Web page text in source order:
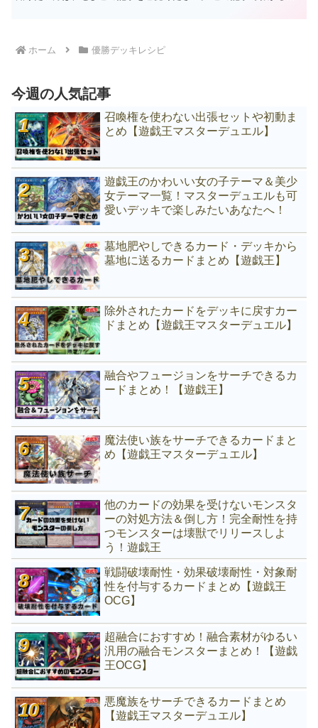
ホーム 優勝デッキレシピ
今週の人気記事
召喚権を使わない出張セットや初動ま
とめ【遊戯王マスターデュエル】
遊戯王のかわいい女の子テーマ＆美少
女テーマ一覧！マスターデュエルも可
愛いデッキで楽しみたいあなたへ！
墓地肥やしできるカード・デッキから
墓地に送るカードまとめ【遊戯王】
除外されたカードをデッキに戻すカー
ドまとめ【遊戯王マスターデュエル】
融合やフュージョンをサーチできるカ
ードまとめ！【遊戯王】
魔法使い族をサーチできるカードまと
め【遊戯王マスターデュエル】
他のカードの効果を受けないモンスタ
ーの対処方法＆倒し方！完全耐性を持
つモンスターは壊獣でリリースしよ
う！遊戯王
戦闘破壊耐性・効果破壊耐性・対象耐
性を付与するカードまとめ【遊戯王
OCG】
超融合におすすめ！融合素材がゆるい
汎用の融合モンスターまとめ！【遊戯
王OCG】
悪魔族をサーチできるカードまとめ
【遊戯王マスターデュエル】